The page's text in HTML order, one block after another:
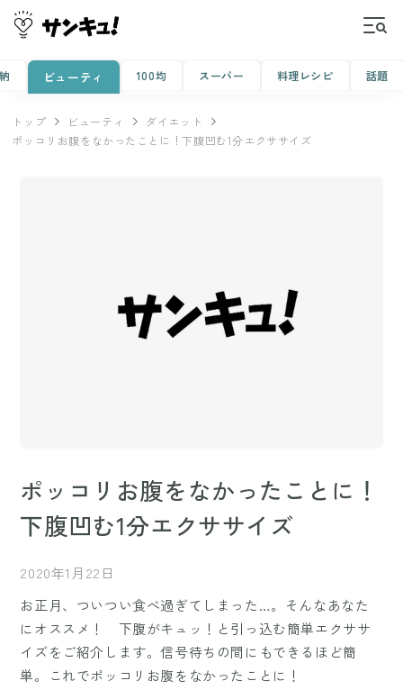
ビューティ 100均 スーパー 料理レシピ 話題
トップ ビューティ
ダイエット
ポッコリお腹をなかったことに！下腹凹む1分エクササイズ
ポッコリお腹をなかったことに！
下腹凹む1分エクササイズ
2020年1月22日
お正月、ついつい食べ過ぎてしまった…。そんなあなた
にオススメ！ 下腹がキュッ！と引っ込む簡単エクササ
イズをご紹介します。信号待ちの間にもできるほど簡
単。これでポッコリお腹をなかったことに！